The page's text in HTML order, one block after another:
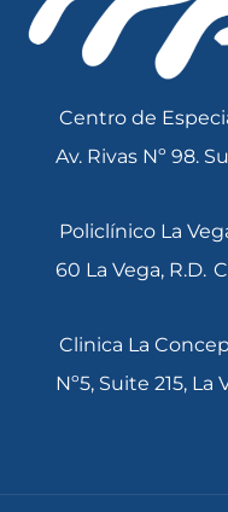
Centro de
Av. Rivas Nº 98.
Policlínico La
60 La Vega, R.D.
Clinica La
Nº5, Suite 215, La